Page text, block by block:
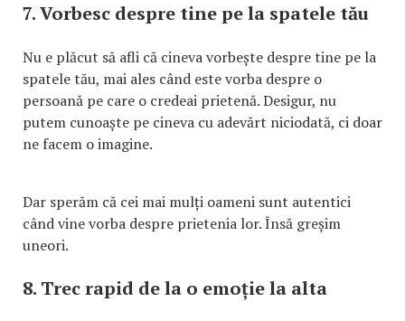
7. Vorbesc despre tine pe la spatele tău
Nu e plăcut să afli că cineva vorbește despre tine pe la
spatele tău, mai ales când este vorba despre o
persoană pe care o credeai prietenă. Desigur, nu
putem cunoaște pe cineva cu adevărt niciodată, ci doar
ne facem o imagine.
Dar sperăm că cei mai mulți oameni sunt autentici
când vine vorba despre prietenia lor. Însă greșim
uneori.
8. Trec rapid de la o emoție la alta